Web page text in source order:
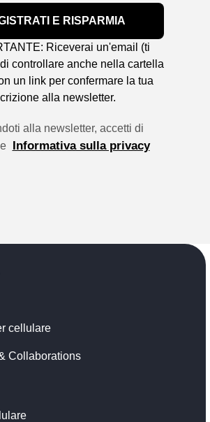
E RISPARMIA
Riceverai un'email (ti
controllare anche nella cartella
un link per confermare la tua
alla newsletter.
alla newsletter, accetti di
Informativa sulla privacy
cellulare
Collaborations